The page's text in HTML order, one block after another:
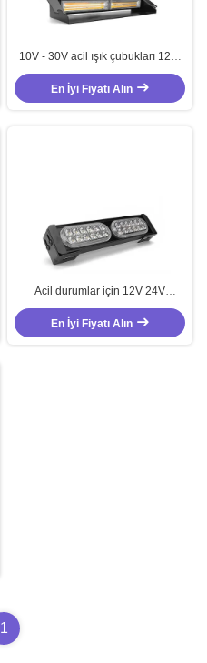
10V - 30V acil ışık çubukları 12W
Trafik danışmanı çubuğu yağmur
geçirmez
En İyi Fiyatı Alın
Acil durumlar için 12V 24V
Otomatik Fener Çubuğu
En İyi Fiyatı Alın
1